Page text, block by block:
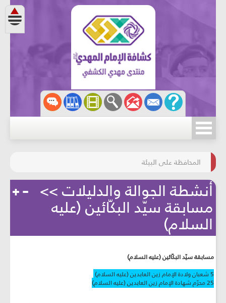
مسابقة الركب الحسينيّ
المحافظة على البيئة
أنشطة الجوالة والدليلات >>
مسابقة سيّد البكّائين (عليه
السلام)
مسابقة سيّد البكّائين (عليه السلام)
5 شعبان ولادة الإمام زين العابدين (عليه السلام)
25 محرّم شهادة الإمام زين العابدين (عليه السلام)